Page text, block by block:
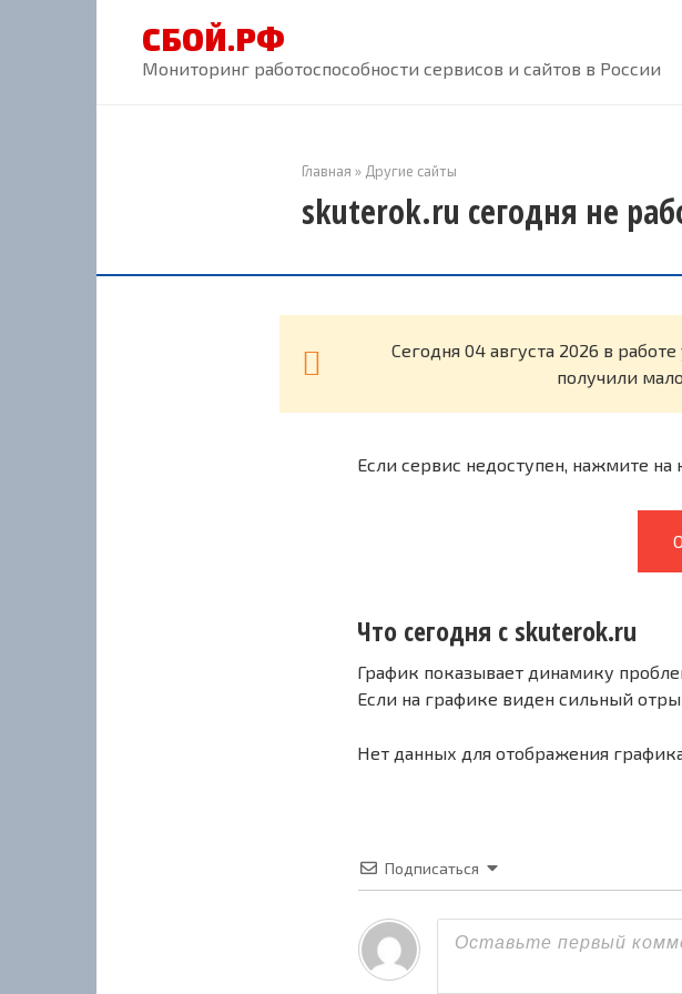
СБОЙ.РФ
Мониторинг работоспособности сервисов и сайтов в России
Главная » Другие сайты
skuterok.ru сегодня не
Cегодня 04 августа 2026 в
получили
Если сервис недоступен, нажмите
Что сегодня с skuterok.ru
График показывает динамику
Если на графике виден сильный
Нет данных для отображения
Подписаться